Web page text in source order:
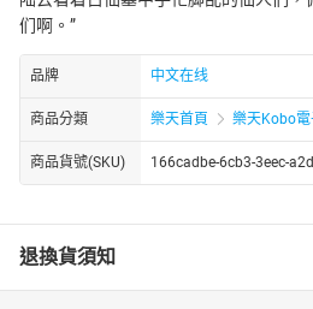
们啊。”
品牌 中文在线
商品分類 樂天首頁 樂天Kobo
商品貨號(SKU) 166cadbe-6cb3-3eec-
退換貨須知